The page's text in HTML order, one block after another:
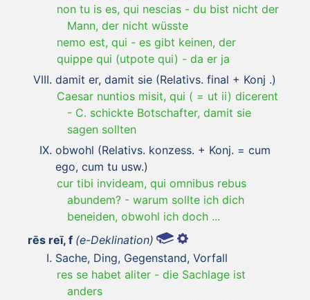
non tu is es, qui nescias - du bist nicht der
Mann, der nicht wüsste
nemo est, qui - es gibt keinen, der
quippe qui (utpote qui) - da er ja
damit er, damit sie (Relativs. final + Konj .)
Caesar nuntios misit, qui ( = ut ii) dicerent
- C. schickte Botschafter, damit sie
sagen sollten
obwohl (Relativs. konzess. + Konj. = cum
ego, cum tu usw.)
cur tibi invideam, qui omnibus rebus
abundem? - warum sollte ich dich
beneiden, obwohl ich doch ...
rēs reī, f (e-Deklination)
Sache, Ding, Gegenstand, Vorfall
res se habet aliter - die Sachlage ist
anders